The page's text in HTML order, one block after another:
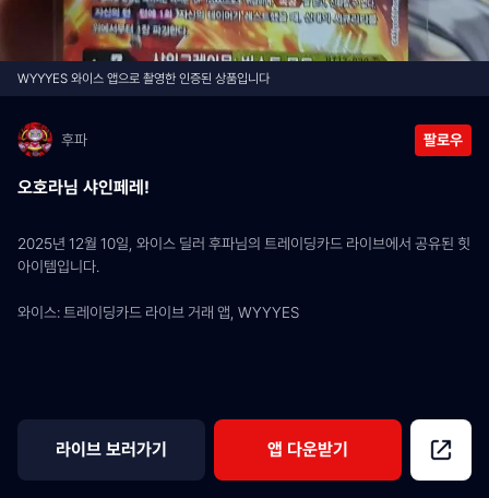
WYYYES 와이스 앱으로 촬영한 인증된 상품입니다
후파 팔로우
오호라님 샤인페레!
2025년 12월 10일, 와이스 딜러 후파님의 트레이딩카드 라이브에서 공유된 힛
아이템입니다.
와이스: 트레이딩카드 라이브 거래 앱, WYYYES
라이브 보러가기 앱 다운받기